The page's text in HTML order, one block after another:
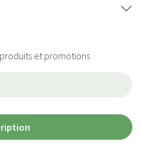
et promotions